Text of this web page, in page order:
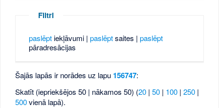
Filtri
paslēptiekļāvumi | paslēptsaites | paslēpt
pāradresācijas
Šajās lapās ir norādes uz lapu 156747:
Skatīt (iepriekšējos 50 | nākamos 50) (20 |50 | 100 |250 |
500vienā lapā).